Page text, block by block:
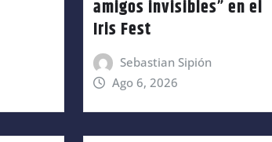
amigos invisibles” en el
Iris Fest
Sebastian Sipión
Ago 6, 2026